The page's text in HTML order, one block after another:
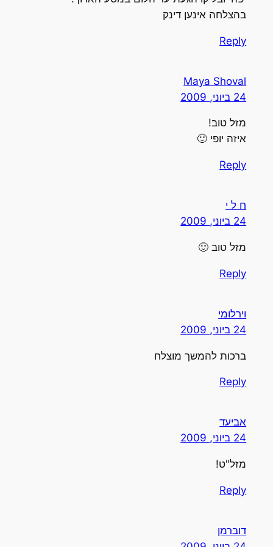
בהצלחה אינען דינק
Reply
Maya Shoval
24 ביוני, 2009
מזל טוב!
איזה יופי 🙂
Reply
ח ל י
24 ביוני, 2009
מזל טוב 🙂
Reply
וירלומי
24 ביוני, 2009
ברכות להמשך מוצלח
Reply
אביעד
24 ביוני, 2009
מזל"ט!
Reply
דוברמן